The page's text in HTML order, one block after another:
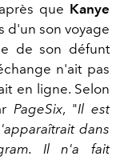
que Kanye
d'un son voyage
de son défunt
n'ait pas
en ligne. Selon
PageSix, "Il est
dans
Il n'a fait